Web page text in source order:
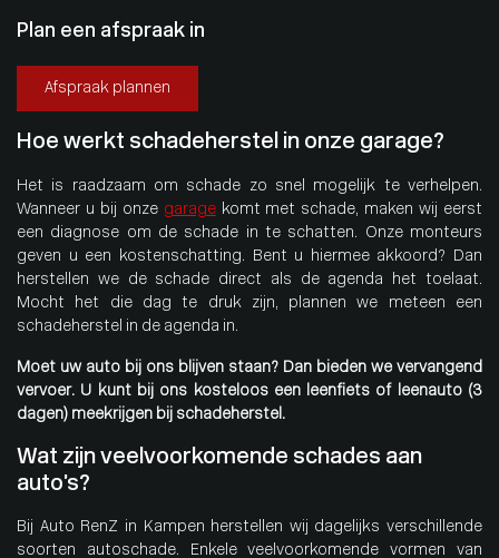
Plan een afspraak in
Afspraak plannen
Hoe werkt schadeherstel in onze garage?
Het is raadzaam om schade zo snel mogelijk te verhelpen.
Wanneer u bij onze garagekomt met schade, maken wij eerst
een diagnose om de schade in te schatten. Onze monteurs
geven u een kostenschatting. Bent u hiermee akkoord? Dan
herstellen we de schade direct als de agenda het toelaat.
Mocht het die dag te druk zijn, plannen we meteen een
schadeherstel in de agenda in.
Moet uw auto bij ons blijven staan? Dan bieden we vervangend
vervoer. U kunt bij ons kosteloos een leenfiets of leenauto (3
dagen) meekrijgen bij schadeherstel.
Wat zijn veelvoorkomende schades aan
auto’s?
Bij Auto RenZ in Kampen herstellen wij dagelijks verschillende
soorten autoschade. Enkele veelvoorkomende vormen van